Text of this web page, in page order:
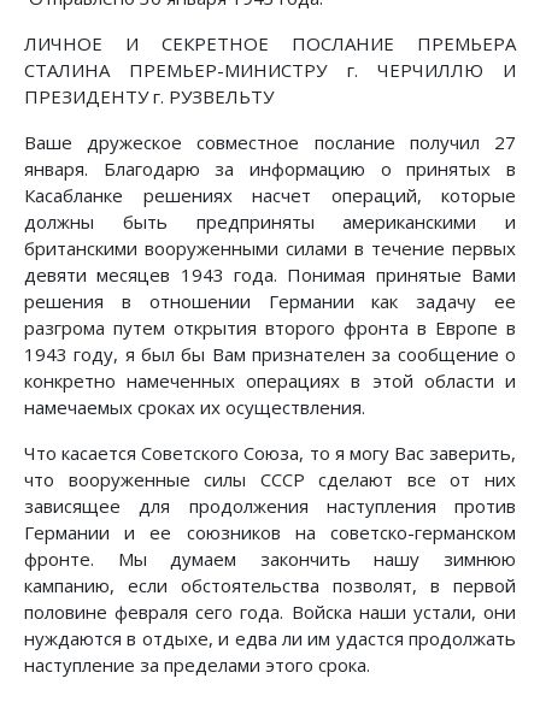
ЛИЧНОЕ И СЕКРЕТНОЕ ПОСЛАНИЕ ПРЕМЬЕРА
СТАЛИНА ПРЕМЬЕР-МИНИСТРУ г. ЧЕРЧИЛЛЮ И
ПРЕЗИДЕНТУ г. РУЗВЕЛЬТУ
Ваше дружеское совместное послание получил 27
января. Благодарю за информацию о принятых в
Касабланке решениях насчет операций, которые
должны быть предприняты американскими и
британскими вооруженными силами в течение первых
девяти месяцев 1943 года. Понимая принятые Вами
решения в отношении Германии как задачу ее
разгрома путем открытия второго фронта в Европе в
1943 году, я был бы Вам признателен за сообщение о
конкретно намеченных операциях в этой области и
намечаемых сроках их осуществления.
Что касается Советского Союза, то я могу Вас заверить,
что вооруженные силы СССР сделают все от них
зависящее для продолжения наступления против
Германии и ее союзников на советско-германском
фронте. Мы думаем закончить нашу зимнюю
кампанию, если обстоятельства позволят, в первой
половине февраля сего года. Войска наши устали, они
нуждаются в отдыхе, и едва ли им удастся продолжать
наступление за пределами этого срока.